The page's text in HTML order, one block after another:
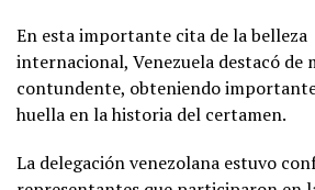
En esta importante cita de la belleza
internacional, Venezuela destacó de
contundente, obteniendo
huella en la historia del certamen.
La delegación venezolana estuvo